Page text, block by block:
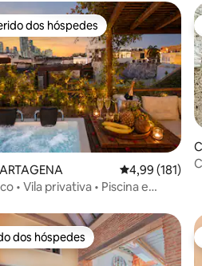
de 5, 175 avaliações
melhores preferidos dos hóspedes
dos hóspedes
4,99 de uma
4,99 (181)
• Vila privativa • Piscina e
dos hóspedes
dos hóspedes